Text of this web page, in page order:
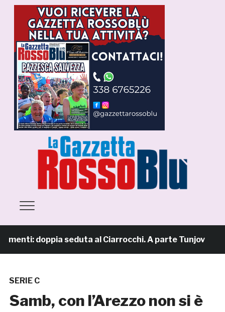
doppia seduta al Ciarrocchi. A parte Tunjov
SERIE C
Samb, con l’Arezzo non si è